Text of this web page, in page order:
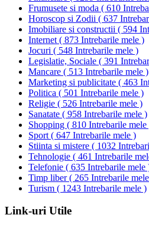
Frumusete si moda ( 610
Horoscop si Zodii ( 637
Imobiliare si constructii ( 594
Internet ( 873 Intrebarile mele )
Jocuri ( 548 Intrebarile mele )
Legislatie, Sociale ( 391
Mancare ( 513 Intrebarile mele )
Marketing si publicitate ( 463
Politica ( 501 Intrebarile mele )
Religie ( 526 Intrebarile mele )
Sanatate ( 958 Intrebarile mele )
Shopping ( 810 Intrebarile mele
Sport ( 647 Intrebarile mele )
Stiinta si mistere ( 1032
Tehnologie ( 461 Intrebarile
Telefonie ( 635 Intrebarile mele
Timp liber( 265 Intrebarile mele
Turism ( 1243 Intrebarile mele )
Link-uri Utile